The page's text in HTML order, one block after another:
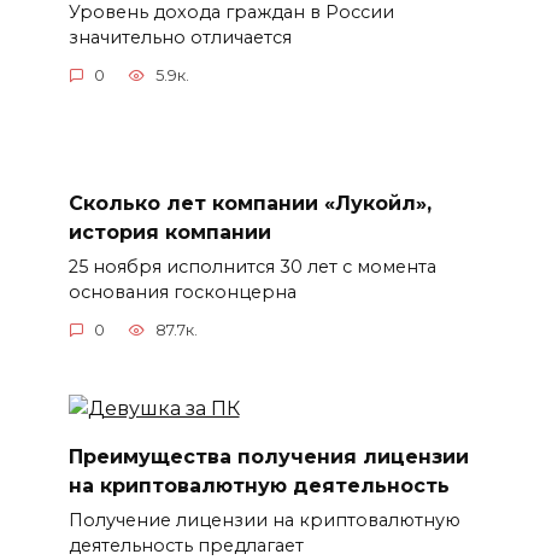
Уровень дохода граждан в России
значительно отличается
0 5.9к.
Сколько лет компании «Лукойл»,
история компании
25 ноября исполнится 30 лет с момента
основания госконцерна
0 87.7к.
Преимущества получения лицензии
на криптовалютную деятельность
Получение лицензии на криптовалютную
деятельность предлагает